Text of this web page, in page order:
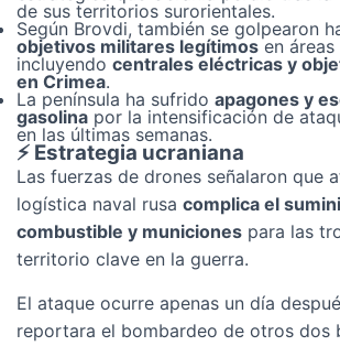
de sus territorios surorientales.
Según Brovdi, también se golpearon
objetivos militares legítimosen áreas
incluyendo centrales eléctricas y
en Crimea.
La península ha sufrido apagones y
gasolina por la intensificación de
en las últimas semanas.
⚡ Estrategia ucraniana
Las fuerzas de drones señalaron que
logística naval rusa complica el
combustible y municiones para las
territorio clave en la guerra.
El ataque ocurre apenas un día
reportara el bombardeo de otros dos